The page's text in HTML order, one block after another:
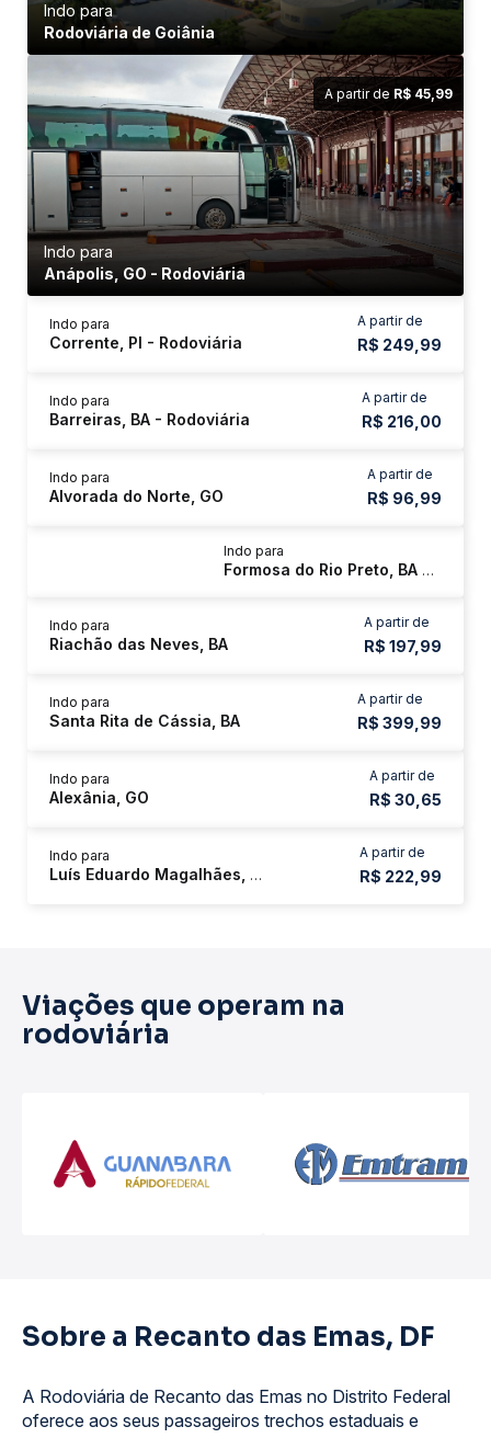
Indo para
Rodoviária de Goiânia
A partir de R$ 45,99
Indo para
Anápolis, GO - Rodoviária
A partir de
R$ 249,99
Indo para
Corrente, PI - Rodoviária
A partir de
R$ 216,00
Indo para
Barreiras, BA - Rodoviária
A partir de
R$ 96,99
Indo para
Alvorada do Norte, GO
Indo para
Formosa do Rio Preto, BA - Rodoviária
A partir de
R$ 197,99
Indo para
Riachão das Neves, BA
A partir de
R$ 399,99
Indo para
Santa Rita de Cássia, BA
A partir de
R$ 30,65
Indo para
Alexânia, GO
A partir de
R$ 222,99
Indo para
Luís Eduardo Magalhães, BA
Viações que operam na
rodoviária
Sobre a Recanto das Emas, DF
A Rodoviária de Recanto das Emas no Distrito Federal
oferece aos seus passageiros trechos estaduais e